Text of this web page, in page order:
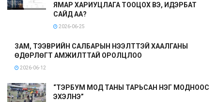
ЯМАР ХАРИУЦЛАГА ТООЦОХ ВЭ, ИДЭРБАТ
САЙД АА?
2026-06-25
ЗАМ, ТЭЭВРИЙН САЛБАРЫН НЭЭЛТТЭЙ ХААЛГАНЫ
ӨДӨРЛӨГТ АМЖИЛТТАЙ ОРОЛЦЛОО
2026-06-12
“ТЭРБУМ МОД ТАНЫ ТАРЬСАН НЭГ МОДНООС
ЭХЭЛНЭ”